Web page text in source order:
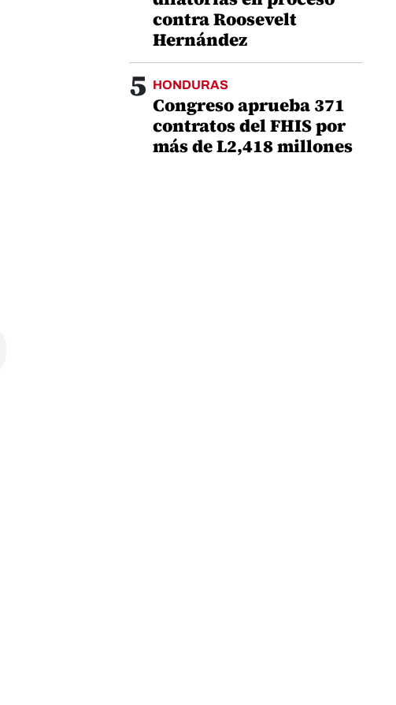
contra Roosevelt
Hernández
5 HONDURAS
Congreso aprueba 371
contratos del FHIS por
más de L2,418 millones